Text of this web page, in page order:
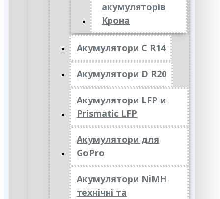
акумуляторів
Крона
Акумулятори C R14
Акумулятори D R20
Акумулятори LFP и
Prismatic LFP
Акумулятори для
GoPro
Акумулятори NiMH
технічні та